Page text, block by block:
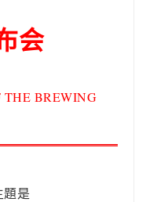
会
THE BREWING
題是